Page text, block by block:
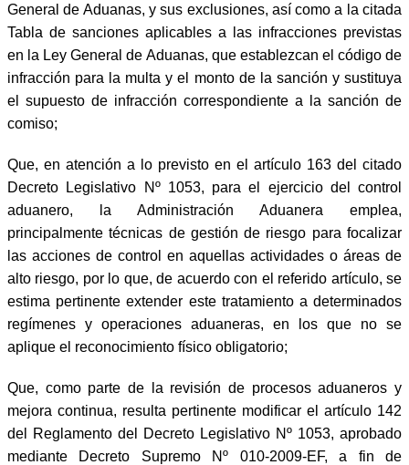
General de Aduanas, y sus exclusiones, así como a la citada
Tabla de sanciones aplicables a las infracciones previstas
en la Ley General de Aduanas, que establezcan el código de
infracción para la multa y el monto de la sanción y sustituya
el supuesto de infracción correspondiente a la sanción de
comiso;
Que, en atención a lo previsto en el artículo 163 del citado
Decreto Legislativo Nº 1053, para el ejercicio del control
aduanero, la Administración Aduanera emplea,
principalmente técnicas de gestión de riesgo para focalizar
las acciones de control en aquellas actividades o áreas de
alto riesgo, por lo que, de acuerdo con el referido artículo, se
estima pertinente extender este tratamiento a determinados
regímenes y operaciones aduaneras, en los que no se
aplique el reconocimiento físico obligatorio;
Que, como parte de la revisión de procesos aduaneros y
mejora continua, resulta pertinente modificar el artículo 142
del Reglamento del Decreto Legislativo Nº 1053, aprobado
mediante Decreto Supremo Nº 010-2009-EF, a fin de